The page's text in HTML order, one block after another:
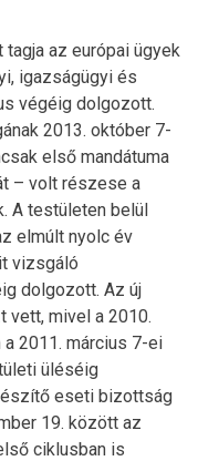
az európai ügyek
igazságügyi és
végéig dolgozott.
2013. október 7-
első mandátuma
– volt részese a
A testületen belül
elmúlt nyolc év
vizsgáló
dolgozott. Az új
vett, mivel a 2010.
2011. március 7-ei
üléséig
eseti bizottság
19. között az
ciklusban is